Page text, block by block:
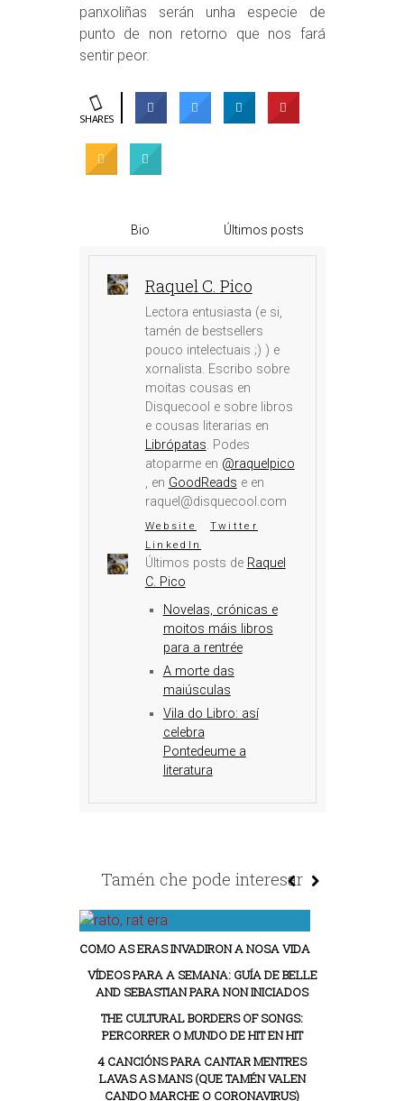
panxoliñas serán unha especie de
punto de non retorno que nos fará
sentir peor.
SHARES
Bio Últimos posts
Raquel C. Pico
Lectora entusiasta (e si,
tamén de bestsellers
pouco intelectuais ;) ) e
xornalista. Escribo sobre
moitas cousas en
Disquecool e sobre libros
e cousas literarias en
Librópatas. Podes
atoparme en @raquelpico
, en GoodReads e en
raquel@disquecool.com
Website
Twitter
LinkedIn
Últimos posts de Raquel
C. Pico
Novelas, crónicas e
moitos máis libros
para a rentrée
A morte das
maiúsculas
Vila do Libro: así
celebra
Pontedeume a
literatura
Tamén che pode interesar
COMO AS ERAS INVADIRON A NOSA VIDA
VÍDEOS PARA A SEMANA: GUÍA DE BELLE
AND SEBASTIAN PARA NON INICIADOS
THE CULTURAL BORDERS OF SONGS:
PERCORRER O MUNDO DE HIT EN HIT
4 CANCIÓNS PARA CANTAR MENTRES
LAVAS AS MANS (QUE TAMÉN VALEN
CANDO MARCHE O CORONAVIRUS)